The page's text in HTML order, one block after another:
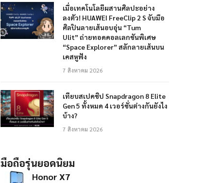
เมื่อเทคโนโลยีผสานศิลปะอย่าง
ลงตัว! HUAWEI FreeClip 2 S จับมือ
ศิลปินลายเส้นอบอุ่น “Tum
Ulit” ถ่ายทอดคอลเลกชันพิเศษ
“Space Explorer” สลักลายเส้นบน
เคสหูฟัง
7 สิงหาคม 2026
เทียบสเปคชิป Snapdragon 8 Elite
Gen 5 ทั้งหมด 4 เวอร์ชั่นต่างกันยังไง
บ้าง?
7 สิงหาคม 2026
มือถือรุ่นยอดนิยม
Honor X7